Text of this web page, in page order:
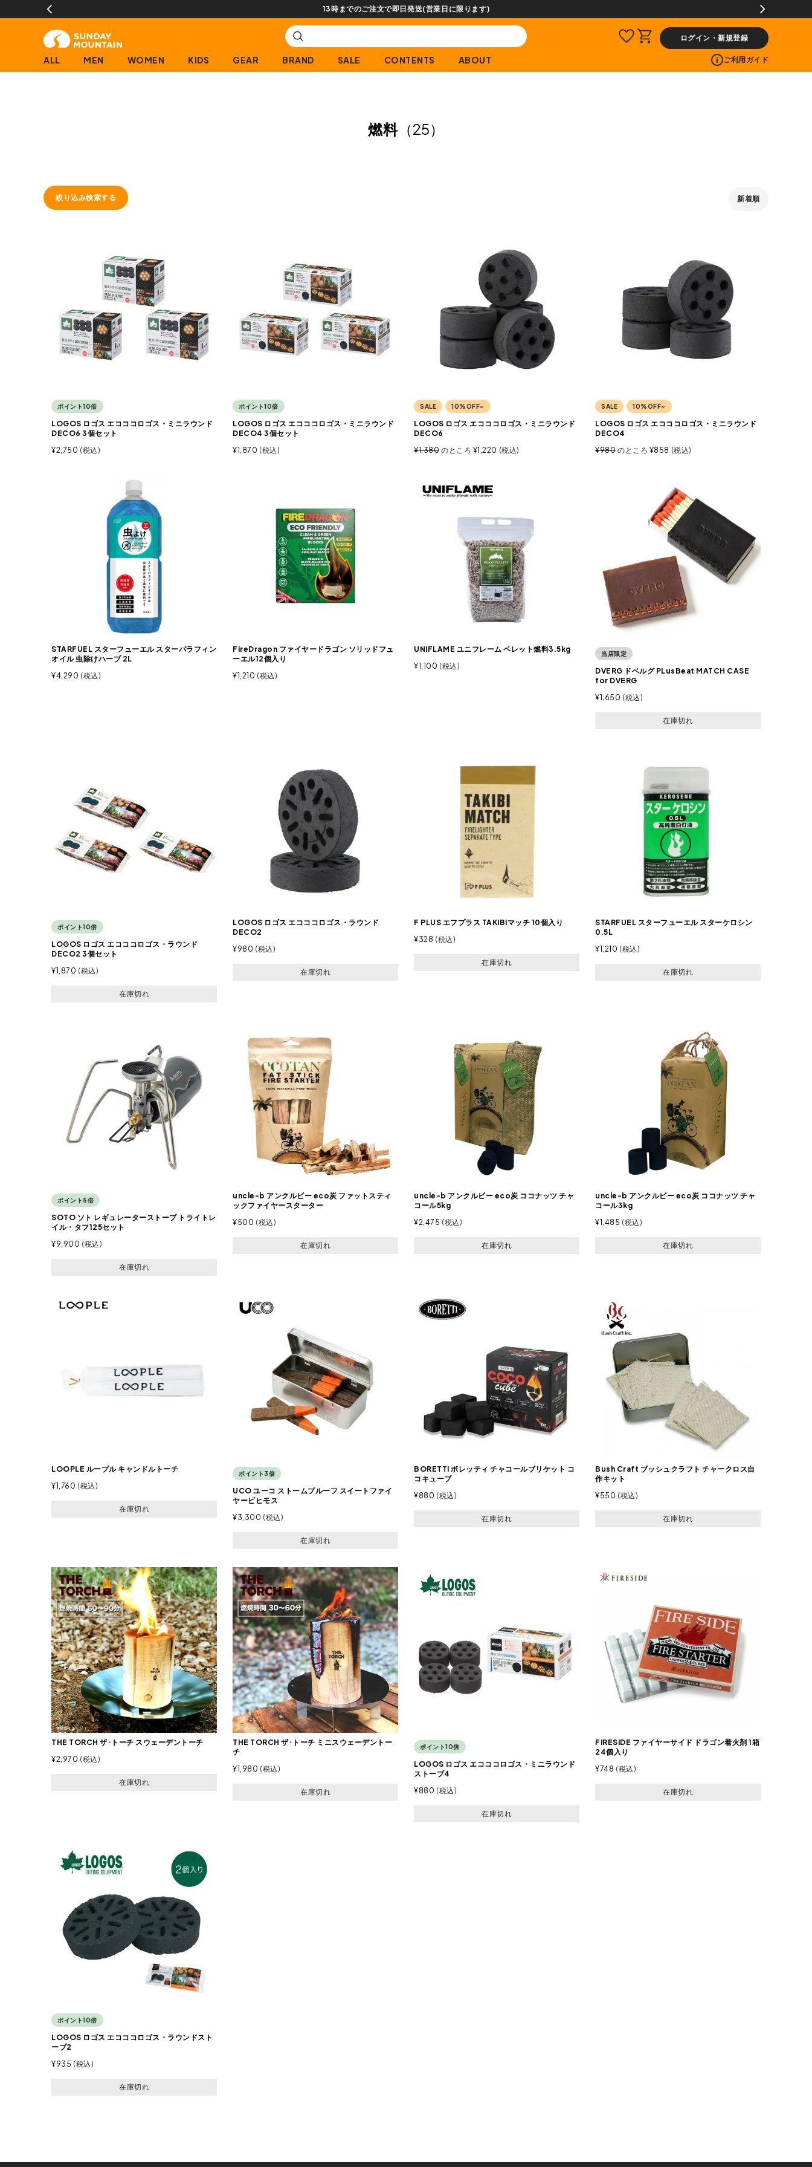
【会員限定】交換送料片道無料サービス
ログイン・新規登録
ALL MEN WOMEN KIDS GEAR BRAND SALE CONTENTS ABOUT ご利用ガイド
燃料 （25）
絞り込み検索する 新着順
ポイント10倍
LOGOS ロゴス エコココロゴス・ミニラウンド
DECO6 3個セット
¥2,750 税込
ポイント10倍
LOGOS ロゴス エコココロゴス・ミニラウンド
DECO4 3個セット
¥1,870 税込
SALE 10%OFF~
LOGOS ロゴス エコココロゴス・ミニラウンド
DECO6
¥1,380 のところ ¥1,220 税込
SALE 10%OFF~
LOGOS ロゴス エコココロゴス・ミニラウンド
DECO4
¥980 のところ ¥858 税込
STARFUEL スターフューエル スターパラフィン
オイル 虫除けハーブ 2L
¥4,290 税込
FireDragon ファイヤードラゴン ソリッドフュ
ーエル12個入り
¥1,210 税込
UNIFLAME ユニフレーム ペレット燃料3.5kg
¥1,100 税込
当店限定
DVERG ドベルグ PLusBeat MATCH CASE
for DVERG
¥1,650 税込
在庫切れ
ポイント10倍
LOGOS ロゴス エコココロゴス・ラウンド
DECO2 3個セット
¥1,870 税込
在庫切れ
LOGOS ロゴス エコココロゴス・ラウンド
DECO2
¥980 税込
在庫切れ
F PLUS エフプラス TAKIBIマッチ 10個入り
¥328 税込
在庫切れ
STARFUEL スターフューエル スターケロシン
0.5L
¥1,210 税込
在庫切れ
ポイント5倍
SOTO ソト レギュレーターストーブ トライトレ
イル・タフ125セット
¥9,900 税込
在庫切れ
uncle-b アンクルビー eco炭 ファットスティ
ックファイヤースターター
¥500 税込
在庫切れ
uncle-b アンクルビー eco炭 ココナッツ チャ
コール5kg
¥2,475 税込
在庫切れ
uncle-b アンクルビー eco炭 ココナッツ チャ
コール3kg
¥1,485 税込
在庫切れ
LOOPLE ループル キャンドルトーチ
¥1,760 税込
在庫切れ
ポイント3倍
UCO ユーコ ストームプルーフ スイートファイ
ヤービヒモス
¥3,300 税込
在庫切れ
BORETTI ボレッティ チャコールブリケット コ
コキューブ
¥880 税込
在庫切れ
Bush Craft ブッシュクラフト チャークロス自
作キット
¥550 税込
在庫切れ
THE TORCH ザ･トーチ スウェーデントーチ
¥2,970 税込
在庫切れ
THE TORCH ザ･トーチ ミニスウェーデントー
チ
¥1,980 税込
在庫切れ
ポイント10倍
LOGOS ロゴス エコココロゴス・ミニラウンド
ストーブ4
¥880 税込
在庫切れ
FIRESIDE ファイヤーサイド ドラゴン着火剤 1箱
24個入り
¥748 税込
在庫切れ
ポイント10倍
LOGOS ロゴス エコココロゴス・ラウンドスト
ーブ2
¥935 税込
在庫切れ